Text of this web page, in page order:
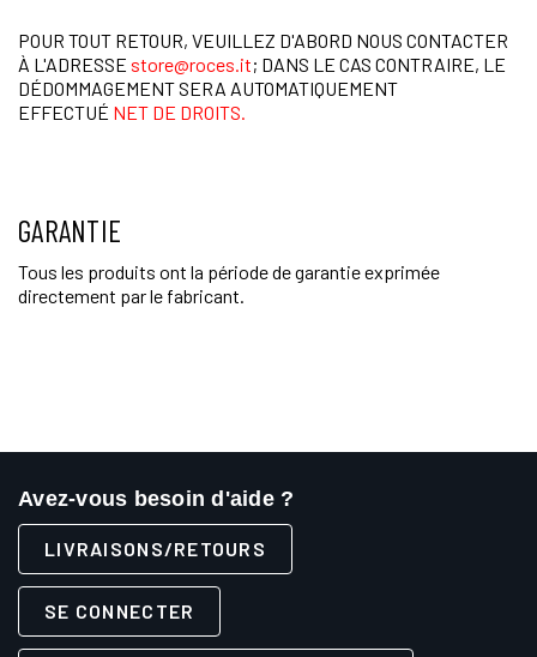
POUR TOUT RETOUR, VEUILLEZ D'ABORD NOUS CONTACTER
À L'ADRESSE store@roces.it; DANS LE CAS CONTRAIRE, LE
DÉDOMMAGEMENT SERA AUTOMATIQUEMENT
EFFECTUÉ NET DE DROITS.
GARANTIE
Tous les produits ont la période de garantie exprimée
directement par le fabricant.
Avez-vous besoin d'aide ?
LIVRAISONS/RETOURS
SE CONNECTER